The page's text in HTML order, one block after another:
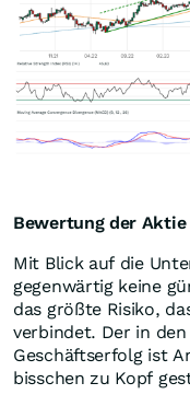
Bewertung der
Mit Blick auf die
gegenwärtig keine
das größte Risiko,
verbindet. Der in
Geschäftserfolg ist
bisschen zu Kopf